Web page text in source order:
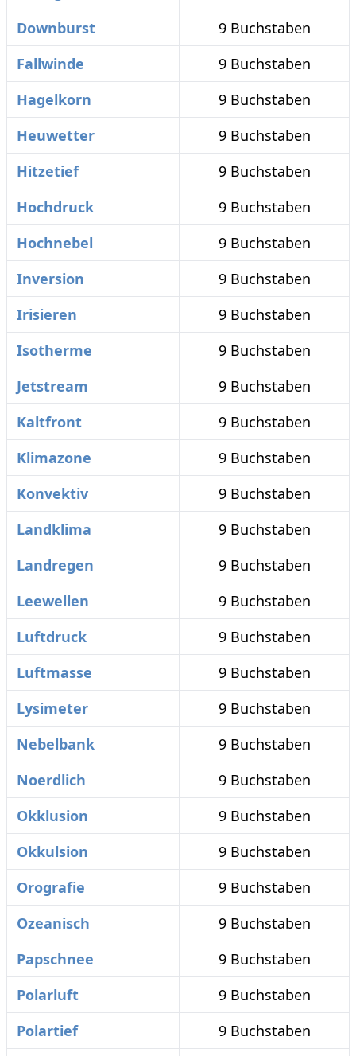
Downburst
9 Buchstaben
Fallwinde
9 Buchstaben
Hagelkorn
9 Buchstaben
Heuwetter
9 Buchstaben
Hitzetief
9 Buchstaben
Hochdruck
9 Buchstaben
Hochnebel
9 Buchstaben
Inversion
9 Buchstaben
Irisieren
9 Buchstaben
Isotherme
9 Buchstaben
Jetstream
9 Buchstaben
Kaltfront
9 Buchstaben
Klimazone
9 Buchstaben
Konvektiv
9 Buchstaben
Landklima
9 Buchstaben
Landregen
9 Buchstaben
Leewellen
9 Buchstaben
Luftdruck
9 Buchstaben
Luftmasse
9 Buchstaben
Lysimeter
9 Buchstaben
Nebelbank
9 Buchstaben
Noerdlich
9 Buchstaben
Okklusion
9 Buchstaben
Okkulsion
9 Buchstaben
Orografie
9 Buchstaben
Ozeanisch
9 Buchstaben
Papschnee
9 Buchstaben
Polarluft
9 Buchstaben
Polartief
9 Buchstaben